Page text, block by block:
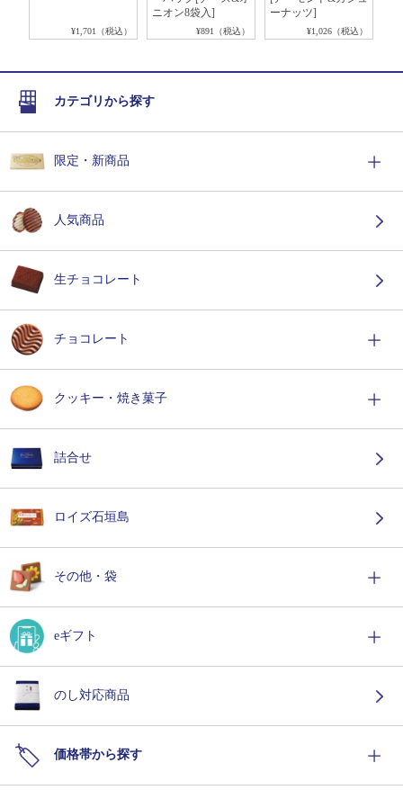
¥1,701（税込）
ニオン8袋入]
¥891（税込）
ーナッツ]
¥1,026（税込）
カテゴリから探す
限定・新商品
人気商品
生チョコレート
チョコレート
クッキー・焼き菓子
詰合せ
ロイズ石垣島
その他・袋
eギフト
のし対応商品
価格帯から探す